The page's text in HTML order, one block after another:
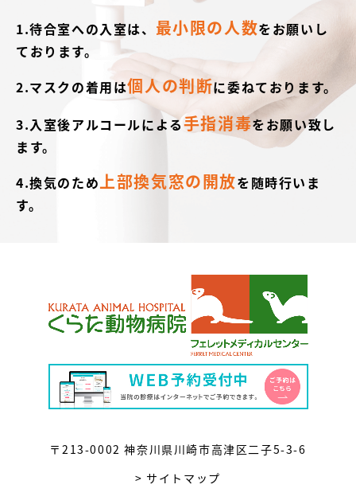
1.待合室への入室は、 最小限の人数をお願いし
ております。
2.マスクの着用は個人の判断に委ねております。
3.入室後アルコールによる手指消毒をお願い致し
ます。
4.換気のため上部換気窓の開放を随時行いま
す。
〒213-0002 神奈川県川崎市高津区二子5-3-6
> サイトマップ